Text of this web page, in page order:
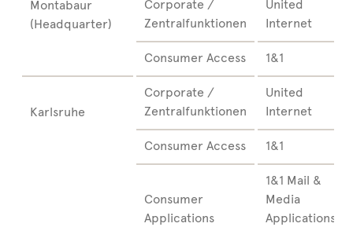
Montabaur
(Headquarter)
Corporate /
Zentralfunktionen
United
Internet
Consumer Access 1&1
Karlsruhe
Corporate /
Zentralfunktionen
United
Internet
Consumer Access 1&1
Consumer
Applications
1&1 Mail &
Media
Applications